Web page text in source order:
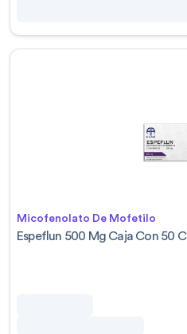
Micofenolato De Mofetilo
Espeflun 500 Mg Caja Con 50